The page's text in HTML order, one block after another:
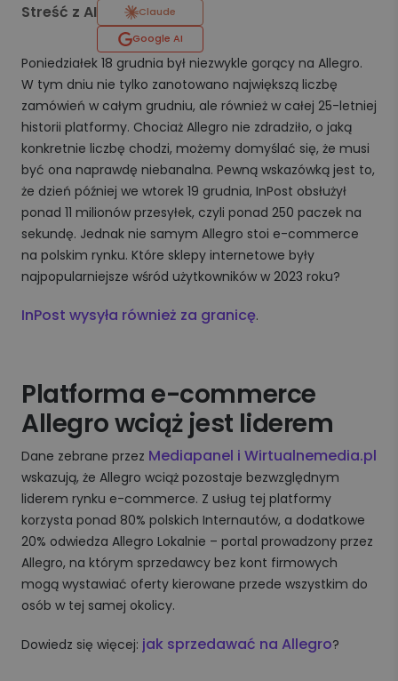
Streść z AI
Claude
Google AI
Poniedziałek 18 grudnia był niezwykle gorący na Allegro.
W tym dniu nie tylko zanotowano największą liczbę
zamówień w całym grudniu, ale również w całej 25-letniej
historii platformy. Chociaż Allegro nie zdradziło, o jaką
konkretnie liczbę chodzi, możemy domyślać się, że musi
być ona naprawdę niebanalna. Pewną wskazówką jest to,
że dzień później we wtorek 19 grudnia, InPost obsłużył
ponad 11 milionów przesyłek, czyli ponad 250 paczek na
sekundę. Jednak nie samym Allegro stoi e-commerce
na polskim rynku. Które sklepy internetowe były
najpopularniejsze wśród użytkowników w 2023 roku?
InPost wysyła również za granicę.
Platforma e-commerce
Allegro wciąż jest liderem
Dane zebrane przez Mediapanel i Wirtualnemedia.pl
wskazują, że Allegro wciąż pozostaje bezwzględnym
liderem rynku e-commerce. Z usług tej platformy
korzysta ponad 80% polskich Internautów, a dodatkowe
20% odwiedza Allegro Lokalnie – portal prowadzony przez
Allegro, na którym sprzedawcy bez kont firmowych
mogą wystawiać oferty kierowane przede wszystkim do
osób w tej samej okolicy.
Dowiedz się więcej: jak sprzedawać na Allegro?